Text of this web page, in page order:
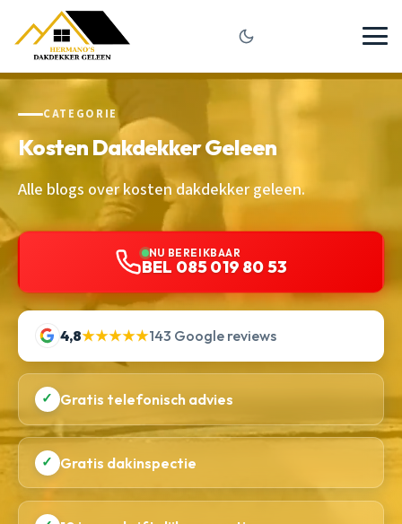
CATEGORIE
Kosten Dakdekker Geleen
Alle blogs over kosten dakdekker geleen.
NU BEREIKBAAR
BEL 085 019 80 53
4,8★★★★★143 Google reviews
✓ Gratis telefonisch advies
✓ Gratis dakinspectie